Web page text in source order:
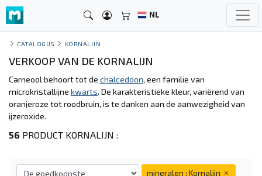
NL
CATALOGUS KORNALIJN
VERKOOP VAN DE KORNALIJN
Carneool behoort tot de chalcedoon, een familie van
microkristallijne kwarts. De karakteristieke kleur, variërend van
oranjeroze tot roodbruin, is te danken aan de aanwezigheid van
ijzeroxide.
56 PRODUCT KORNALIJN :
mineralen : Kornalijn